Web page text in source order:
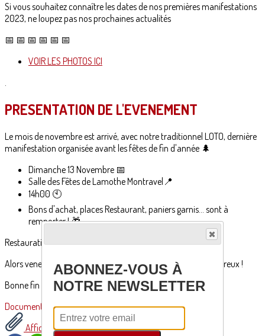
Si vous souhaitez connaître les dates de nos premières manifestations
2023, ne loupez pas nos prochaines actualités
📅 📅 📅 📅 📅 📅
VOIR LES PHOTOS ICI
.
PRESENTATION DE L'EVENEMENT
Le mois de novembre est arrivé, avec notre traditionnel LOTO, dernière
manifestation organisée avant les fêtes de fin d'année 🌲
Dimanche 13 Novembre 📅
Salle des Fêtes de Lamothe Montravel📍
14h00 🕙
Bons d'achat, places Restaurant, paniers garnis... sont à
remporter ! 🎁
Restauration sur place : buvette, sandwichs, crêpes... 🌭
Alors venez tenter votre chance ! Nous vous attendons nombreux !
Bonne fin de semaine à tous 🌞🌞
Documents
Affiche Loto.pdf
ABONNEZ-VOUS À
NOTRE NEWSLETTER